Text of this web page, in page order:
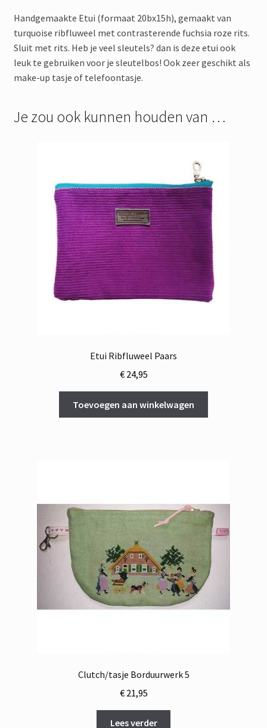
Handgemaakte Etui (formaat 20bx15h), gemaakt van
turquoise ribfluweel met contrasterende fuchsia roze rits.
Sluit met rits. Heb je veel sleutels? dan is deze etui ook
leuk te gebruiken voor je sleutelbos! Ook zeer geschikt als
make-up tasje of telefoontasje.
Je zou ook kunnen houden van …
Etui Ribfluweel Paars
€24,95
Toevoegen aan winkelwagen
Clutch/tasje Borduurwerk 5
€21,95
Lees verder